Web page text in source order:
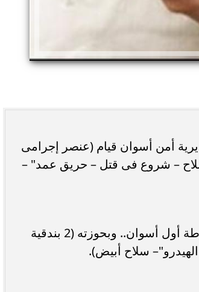
أمن أسوان قيام (عنصر إجرامى
– شروع فى قتل – حريق عمد" –
عقب تقنين الإجراءات تم إستهدافه وضبطه بدائرة قسم شرطة أول أسوان.. وبحوزته (2 بندقية
سلاح أبيض).